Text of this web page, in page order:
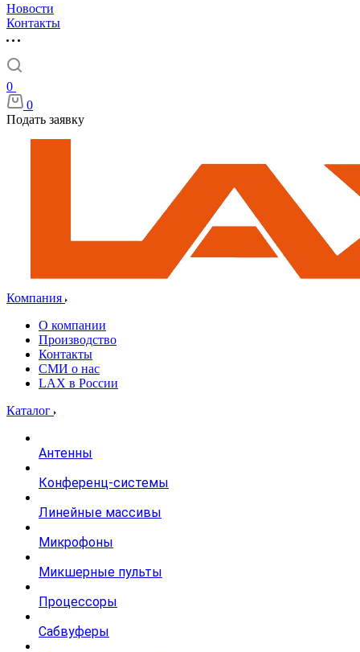
Новости
Контакты
0
0
Подать заявку
Компания
О компании
Производство
Контакты
СМИ о нас
LAX в России
Каталог
Антенны
Конференц-системы
Линейные массивы
Микрофоны
Микшерные пульты
Процессоры
Сабвуферы